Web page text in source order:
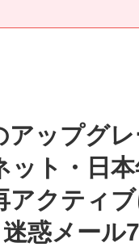
ップグレ
ット・日
クティ
惑メール